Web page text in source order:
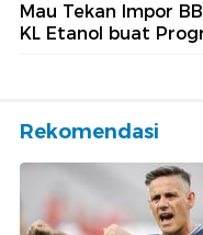
Mau Tekan Impor
KL Etanol buat
Rekomendasi